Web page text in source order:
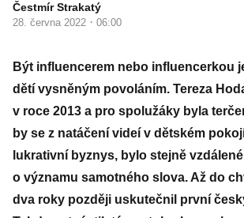
Čestmír Strakatý
28. června 2022 · 06:00
Být influencerem nebo influencerkou
dětí vysněným povoláním. Tereza
v roce 2013 a pro spolužáky byla
by se z natáčení videí v dětském
lukrativní byznys, bylo stejně
o významu samotného slova. Až do
dva roky později uskutečnil první